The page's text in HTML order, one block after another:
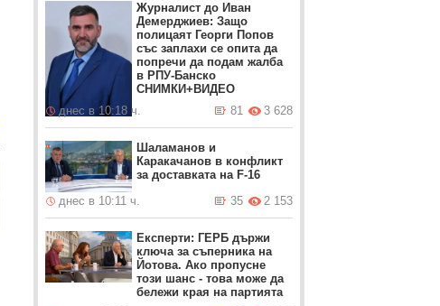
Журналист до Иван
Демерджиев: Защо
полицаят Георги Попов
със заплахи се опита да
попречи да подам жалба
в РПУ-Банско
СНИМКИ+ВИДЕО
днес в 10:18 ч.
3 628
81
Шаламанов и
Каракачанов в конфликт
за доставката на F-16
днес в 10:11 ч.
2 153
35
Експерти: ГЕРБ държи
ключа за съперника на
Йотова. Ако пропусне
този шанс - това може да
бележи края на партията